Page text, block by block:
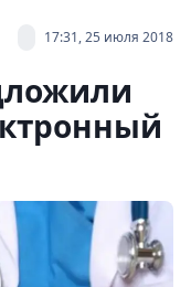
17:31, 25 июля 2018